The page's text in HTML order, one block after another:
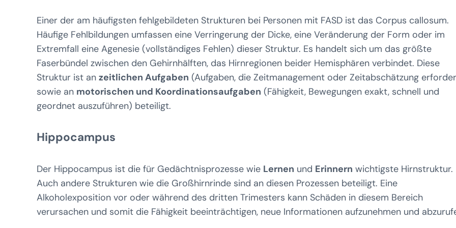
Einer der am häufigsten fehlgebildeten Strukturen bei Personen mit FASD ist das Corpus callosum.
Häufige Fehlbildungen umfassen eine Verringerung der Dicke, eine Veränderung der Form oder im
Extremfall eine Agenesie (vollständiges Fehlen) dieser Struktur. Es handelt sich um das größte
Faserbündel zwischen den Gehirnhälften, das Hirnregionen beider Hemisphären verbindet. Diese
Struktur ist an zeitlichen Aufgaben (Aufgaben, die Zeitmanagement oder Zeitabschätzung
sowie an motorischen und Koordinationsaufgaben (Fähigkeit, Bewegungen exakt, schnell und
geordnet auszuführen) beteiligt.
Hippocampus
Der Hippocampus ist die für Gedächtnisprozesse wie Lernen und Erinnern wichtigste Hirnstruktur.
Auch andere Strukturen wie die Großhirnrinde sind an diesen Prozessen beteiligt. Eine
Alkoholexposition vor oder während des dritten Trimesters kann Schäden in diesem Bereich
verursachen und somit die Fähigkeit beeinträchtigen, neue Informationen aufzunehmen und